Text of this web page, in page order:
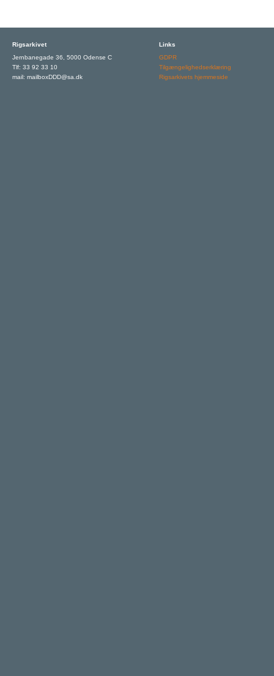
Rigsarkivet
Jernbanegade 36, 5000 Odense C
Tlf: 33 92 33 10
mail: mailboxDDD@sa.dk
Links
GDPR
Tilgængelighedserklæring
Rigsarkivets hjemmeside